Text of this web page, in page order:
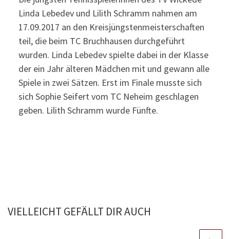
Linda Lebedev und Lilith Schramm nahmen am
17.09.2017 an den Kreisjüngstenmeisterschaften
teil, die beim TC Bruchhausen durchgeführt
wurden. Linda Lebedev spielte dabei in der Klasse
der ein Jahr älteren Mädchen mit und gewann alle
Spiele in zwei Sätzen. Erst im Finale musste sich
sich Sophie Seifert vom TC Neheim geschlagen
geben. Lilith Schramm wurde Fünfte.
VIELLEICHT GEFÄLLT DIR AUCH